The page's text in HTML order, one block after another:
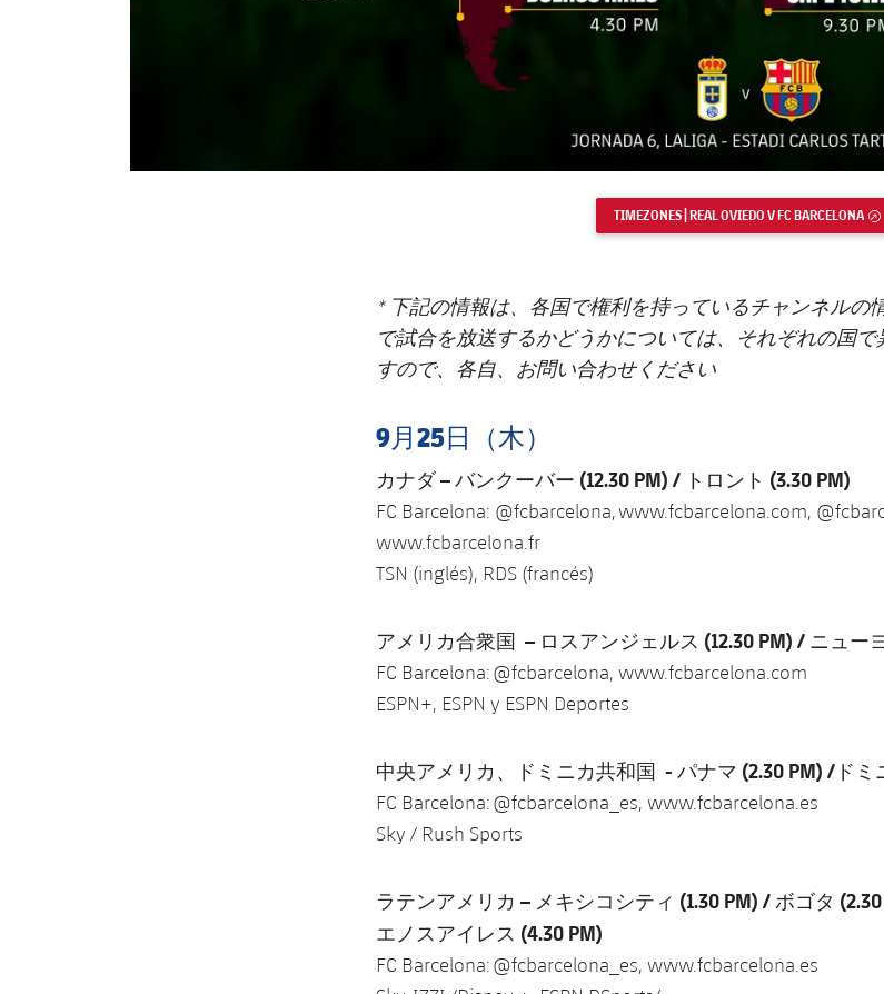
TIMEZONES | REAL OVIEDO V FC BARCELONA
* 下記の情報は、各国で権利を持っているチャンネルの
で試合を放送するかどうかについては、それぞれの国
すので、各自、お問い合わせください
9月25日（木）
カナダ – バンクーバー (12.30 PM) / トロント (3.30 PM)
FC Barcelona: @fcbarcelona, www.fcbarcelona.com,
www.fcbarcelona.fr
TSN (inglés), RDS (francés)
アメリカ合衆国 – ロスアンジェルス (12.30 PM) / ニュー
FC Barcelona: @fcbarcelona, www.fcbarcelona.com
ESPN+, ESPN y ESPN Deportes
中央アメリカ、ドミニカ共和国 - パナマ (2.30 PM) /ドミ
FC Barcelona: @fcbarcelona_es, www.fcbarcelona.es
Sky / Rush Sports
ラテンアメリカ – メキシコシティ (1.30 PM) / ボゴタ
エノスアイレス (4.30 PM)
FC Barcelona: @fcbarcelona_es, www.fcbarcelona.es